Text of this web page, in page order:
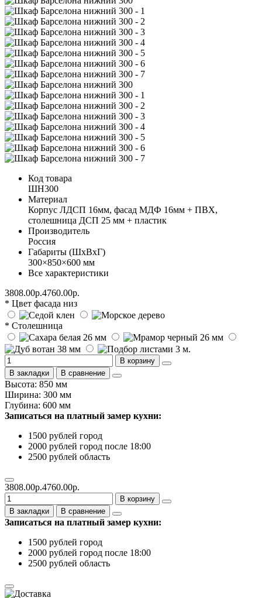
Код товара
ШН300
Материал
Корпус ЛДСП 16мм, фасад МДФ 16мм + ПВХ,
столешница ДСП 25 мм + пластик
Производитель
Россия
Габариты (ШхВхГ)
300×850×600 мм
Все характеристики
3808.00р.4760.00р.
* Цвет фасада низ
* Столешница
В корзину
В закладки
В сравнение
Высота: 850 мм
Ширина: 300 мм
Глубина: 600 мм
Записаться на платный замер кухни:
1500 рублей город
2000 рублей город после 18:00
2500 рублей область
3808.00р.4760.00р.
В корзину
В закладки
В сравнение
Записаться на платный замер кухни:
1500 рублей город
2000 рублей город после 18:00
2500 рублей область